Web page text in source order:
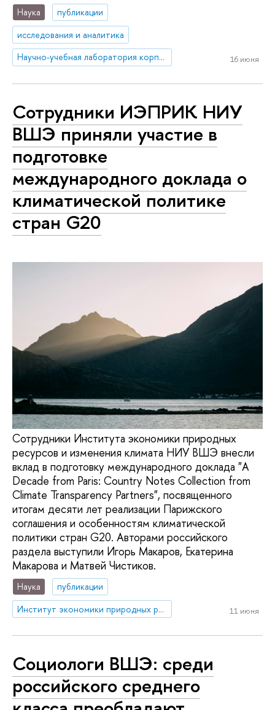
Наука
публикации
исследования и аналитика
Научно-учебная лаборатория корпоративных финансов
16 июня
Сотрудники ИЭПРИК НИУ
ВШЭ приняли участие в
подготовке
международного доклада о
климатической политике
стран G20
Сотрудники Института экономики природных
ресурсов и изменения климата НИУ ВШЭ внесли
вклад в подготовку международного доклада "A
Decade from Paris: Country Notes Collection from
Climate Transparency Partners", посвященного
итогам десяти лет реализации Парижского
соглашения и особенностям климатической
политики стран G20. Авторами российского
раздела выступили Игорь Макаров, Екатерина
Макарова и Матвей Чистиков.
Наука
публикации
Институт экономики природных ресурсов и изменения климата
11 июня
Социологи ВШЭ: среди
российского среднего